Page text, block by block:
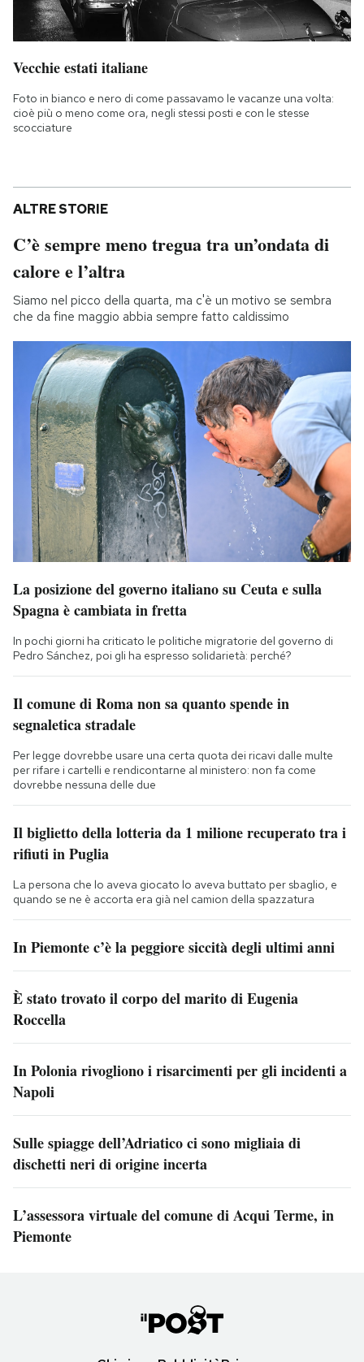
Vecchie estati italiane
Foto in bianco e nero di come passavamo le vacanze una volta:
cioè più o meno come ora, negli stessi posti e con le stesse
scocciature
ALTRE STORIE
C’è sempre meno tregua tra un’ondata di
calore e l’altra
Siamo nel picco della quarta, ma c'è un motivo se sembra
che da fine maggio abbia sempre fatto caldissimo
La posizione del governo italiano su Ceuta e sulla
Spagna è cambiata in fretta
In pochi giorni ha criticato le politiche migratorie del governo di
Pedro Sánchez, poi gli ha espresso solidarietà: perché?
Il comune di Roma non sa quanto spende in
segnaletica stradale
Per legge dovrebbe usare una certa quota dei ricavi dalle multe
per rifare i cartelli e rendicontarne al ministero: non fa come
dovrebbe nessuna delle due
Il biglietto della lotteria da 1 milione recuperato tra i
rifiuti in Puglia
La persona che lo aveva giocato lo aveva buttato per sbaglio, e
quando se ne è accorta era già nel camion della spazzatura
In Piemonte c’è la peggiore siccità degli ultimi anni
È stato trovato il corpo del marito di Eugenia
Roccella
In Polonia rivogliono i risarcimenti per gli incidenti a
Napoli
Sulle spiagge dell’Adriatico ci sono migliaia di
dischetti neri di origine incerta
L’assessora virtuale del comune di Acqui Terme, in
Piemonte